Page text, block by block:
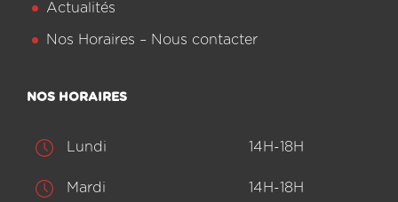
Actualités
Nos Horaires – Nous contacter
NOS HORAIRES
Lundi 14H-18H
Mardi 14H-18H